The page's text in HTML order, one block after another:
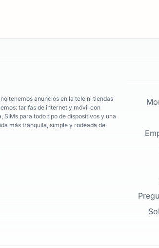
tenemos anuncios en la tele ni tiendas
tarifas de internet y móvil con
SIMs para todo tipo de dispositivos y una
más tranquila, simple y rodeada de